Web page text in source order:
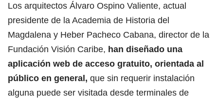
Los arquitectos Álvaro Ospino Valiente, actual
presidente de la Academia de Historia del
Magdalena y Heber Pacheco Cabana, director de la
Fundación Visión Caribe, han diseñado una
aplicación web de acceso gratuito, orientada al
público en general, que sin requerir instalación
alguna puede ser visitada desde terminales de